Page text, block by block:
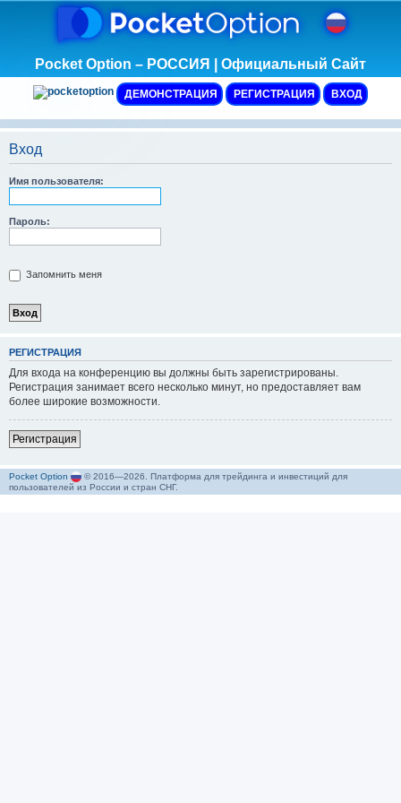
Pocket Option – РОССИЯ | Официальный Сайт
ДЕМОНСТРАЦИЯ РЕГИСТРАЦИЯ ВХОД
Вход
Имя пользователя:
Пароль:
Запомнить меня
РЕГИСТРАЦИЯ
Для входа на конференцию вы должны быть зарегистрированы.
Регистрация занимает всего несколько минут, но предоставляет вам
более широкие возможности.
Регистрация
Pocket Option
© 2016—2026. Платформа для трейдинга и инвестиций для
пользователей из России и стран СНГ.